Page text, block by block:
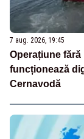
7 aug. 2026, 19:45
Operațiune
funcționează
Cernavodă